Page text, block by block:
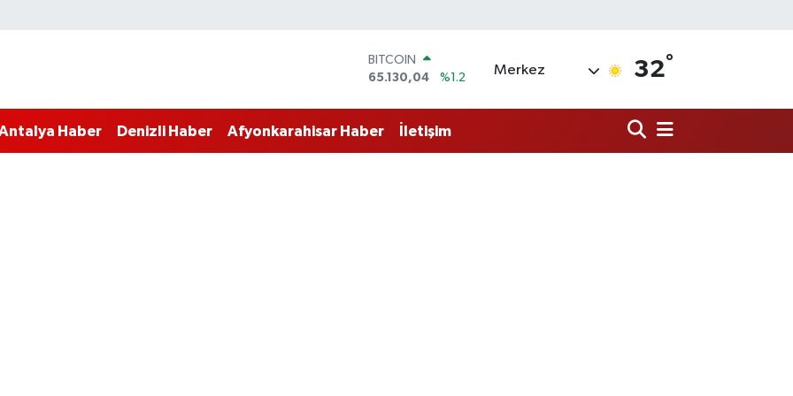
DOLAR
47,7106
%0.17
STERLİN
Merkez 32°
Haber Denizli Haber Afyonkarahisar Haber İletişim